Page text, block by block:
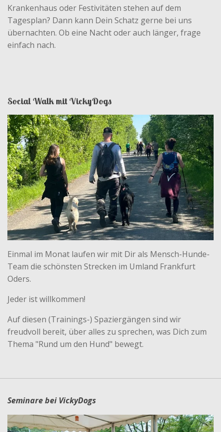
Krankenhaus oder Festivitäten stehen auf dem
Tagesplan? Dann kann Dein Schatz gerne bei uns
übernachten. Ob eine Nacht oder auch länger, frage
einfach nach.
Social Walk mit VickyDogs
Einmal im Monat laufen wir mit Dir als Mensch-Hunde-
Team die schönsten Strecken im Umland Frankfurt
Oders.
Jeder ist willkommen!
Auf diesen (Trainings-) Spaziergängen sind wir
freudvoll bereit, über alles zu sprechen, was Dich zum
Thema "Rund um den Hund" bewegt.
Seminare bei VickyDogs